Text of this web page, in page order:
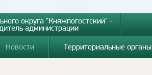
округа "Княжпогостский" -
администрации
Новости Территориальные органы